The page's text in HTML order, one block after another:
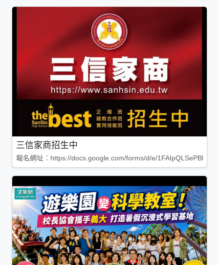
三信家商招生中
報名網址：https://docs.google.com/forms/d/e/